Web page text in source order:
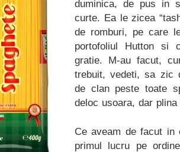
duminica, de pus in
curte. Ea le zicea
de romburi, pe care
portofoliul Hutton si
gratie. M-au facut,
trebuit, vedeti, sa zic
de clan peste toate
deloc usoara, dar
Ce aveam de facut in
primul lucru pe